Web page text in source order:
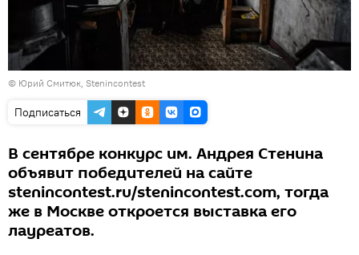
© Юрий Смитюк, Stenincontest
Подписаться
В сентябре конкурс им. Андрея Стенина
объявит победителей на сайте
stenincontest.ru/stenincontest.com, тогда
же в Москве откроется выставка его
лауреатов.